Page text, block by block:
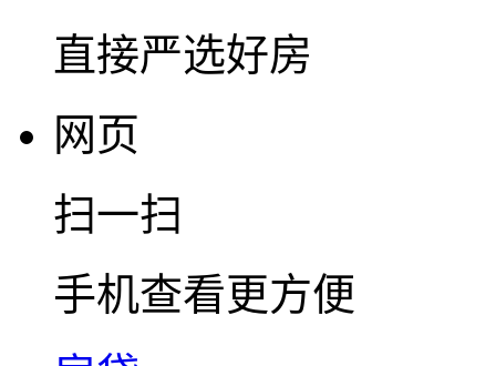
直接严选好房
网页
扫一扫
手机查看更方便